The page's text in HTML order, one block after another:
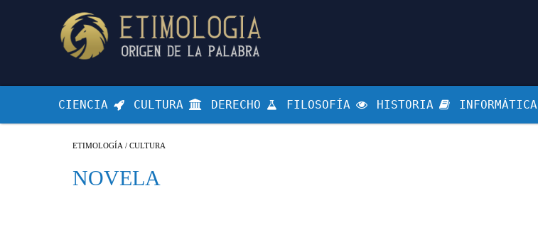
CIENCIA CULTURA DERECHO FILOSOFÍA HISTORIA INFORMÁTICA
ETIMOLOGÍA / CULTURA
NOVELA